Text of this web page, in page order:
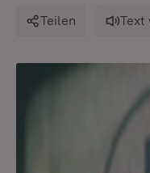
Teilen Text